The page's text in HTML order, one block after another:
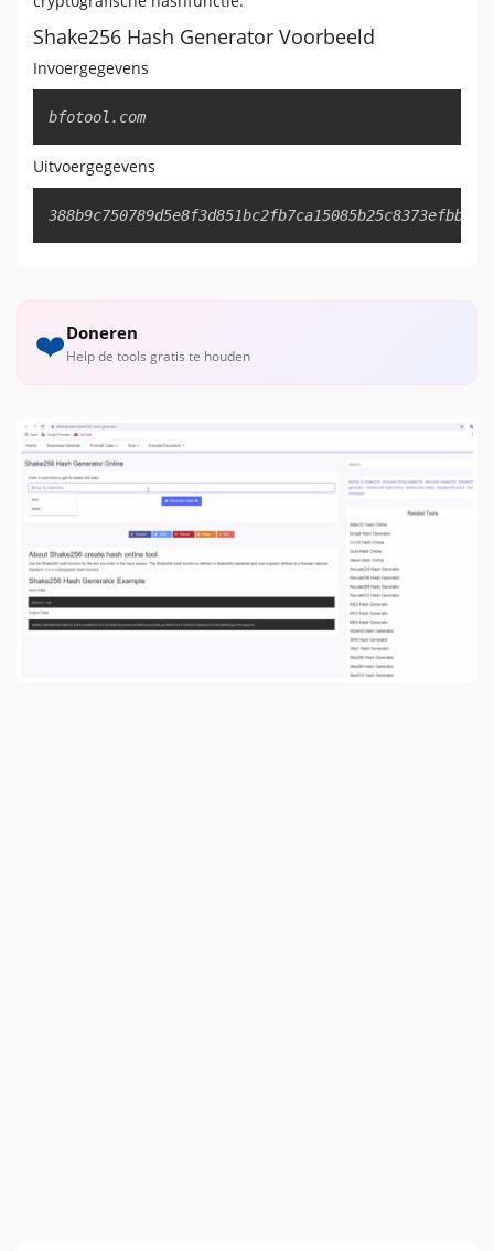
Shake256 Hash Generator Voorbeeld
Invoergegevens
bfotool.com
Uitvoergegevens
Copy
❤️Doneren
Help de tools gratis te houden